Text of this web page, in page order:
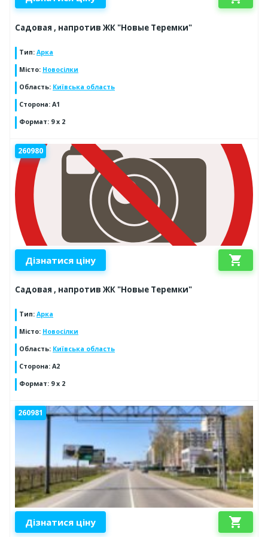
Садовая , напротив ЖК "Новые Теремки"
Тип: Арка
Місто: Новосілки
Область: Київська область
Сторона: А1
Формат: 9 х 2
260980
Дізнатися ціну shopping_cart
Садовая , напротив ЖК "Новые Теремки"
Тип: Арка
Місто: Новосілки
Область: Київська область
Сторона: А2
Формат: 9 х 2
260981
Дізнатися ціну shopping_cart